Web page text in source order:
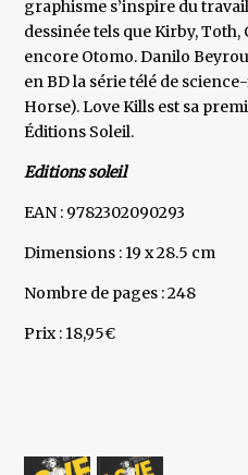
graphisme s’inspire du
dessinée tels que Kirby,
encore Otomo. Danilo
en BD la série télé de
Horse). Love Kills est sa
Éditions Soleil.
Editions soleil
EAN : 9782302090293
Dimensions : 19 x 28.5 cm
Nombre de pages : 248
Prix : 18,95€